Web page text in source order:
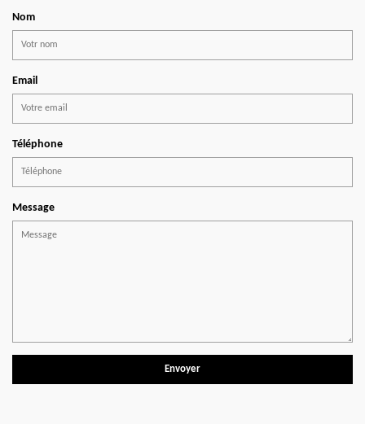
Nom
Email
Téléphone
Message